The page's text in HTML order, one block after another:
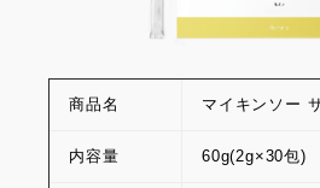
商品名 マイキンソー
内容量 60g(2g×30包)